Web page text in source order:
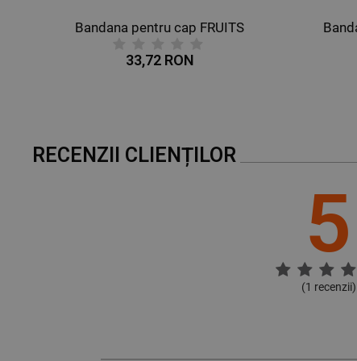
Bandana pentru cap THEATER
34,32 RON
RECENZII CLIENȚILOR
5
(1 recenzii)